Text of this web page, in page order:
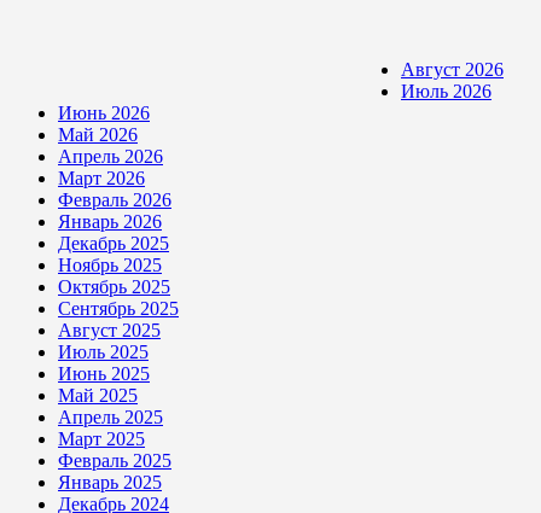
Август 2026
Июль 2026
Июнь 2026
Май 2026
Апрель 2026
Март 2026
Февраль 2026
Январь 2026
Декабрь 2025
Ноябрь 2025
Октябрь 2025
Сентябрь 2025
Август 2025
Июль 2025
Июнь 2025
Май 2025
Апрель 2025
Март 2025
Февраль 2025
Январь 2025
Декабрь 2024